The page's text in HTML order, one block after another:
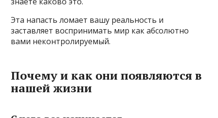
Эта напасть ломает вашу реальность и
заставляет воспринимать мир как абсолютно
вами неконтролируемый.
Почему и как они появляются в
нашей жизни